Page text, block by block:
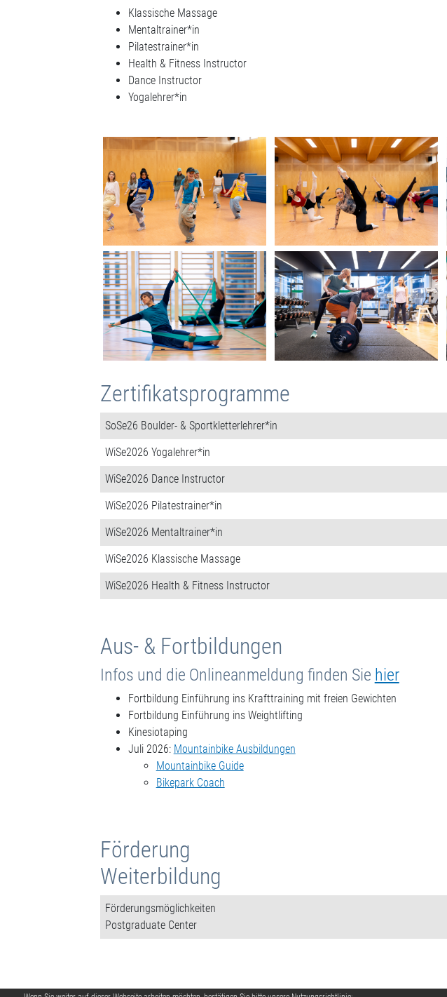
Klassische Massage
Mentaltrainer*in
Pilatestrainer*in
Health & Fitness Instructor
Dance Instructor
Yogalehrer*in
Zertifikatsprogramme
SoSe26 Boulder- & Sportkletterlehrer*in
WiSe2026 Yogalehrer*in
WiSe2026 Dance Instructor
WiSe2026 Pilatestrainer*in
WiSe2026 Mentaltrainer*in
WiSe2026 Klassische Massage
WiSe2026 Health & Fitness Instructor
Aus- & Fortbildungen
Infos und die Onlineanmeldung finden Sie hier
Fortbildung Einführung ins Krafttraining mit freien Gewichten
Fortbildung Einführung ins Weightlifting
Kinesiotaping
Juli 2026: Mountainbike Ausbildungen
Mountainbike Guide
Bikepark Coach
Förderung
Weiterbildung
Förderungsmöglichkeiten
Postgraduate Center